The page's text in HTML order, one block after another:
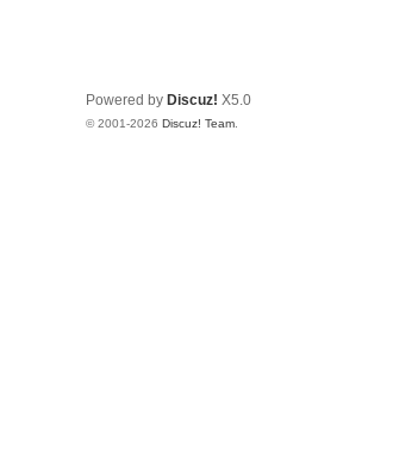
Powered by Discuz! X5.0
© 2001-2026 Discuz! Team